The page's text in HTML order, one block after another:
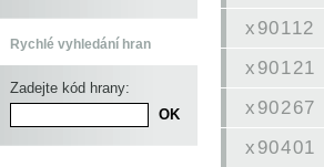
Rychlé vyhledání hran
Zadejte kód hrany:
x90112
x90121
x90267
x90401